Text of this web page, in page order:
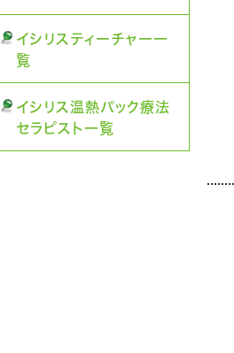
イシリスティーチャー一
覧
イシリス温熱パック療法
セラピスト一覧